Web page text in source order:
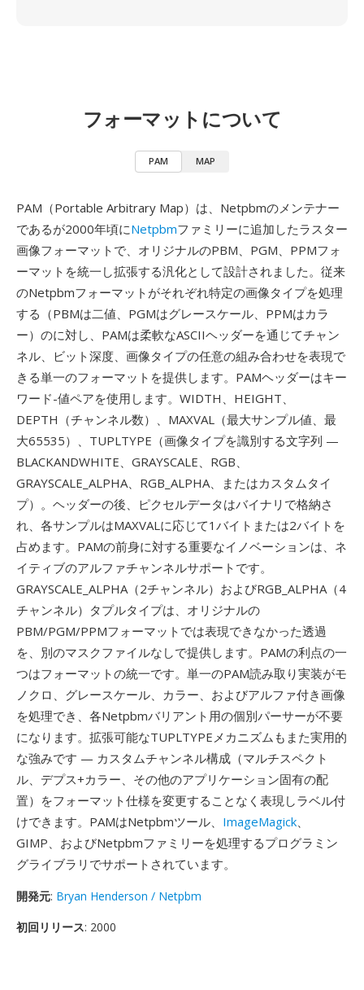
フォーマットについて
PAM MAP
PAM（Portable Arbitrary Map）は、Netpbmのメンテナー
であるが2000年頃にNetpbmファミリーに追加したラスター
画像フォーマットで、オリジナルのPBM、PGM、PPMフォ
ーマットを統一し拡張する汎化として設計されました。従来
のNetpbmフォーマットがそれぞれ特定の画像タイプを処理
する（PBMは二値、PGMはグレースケール、PPMはカラ
ー）のに対し、PAMは柔軟なASCIIヘッダーを通じてチャン
ネル、ビット深度、画像タイプの任意の組み合わせを表現で
きる単一のフォーマットを提供します。PAMヘッダーはキー
ワード-値ペアを使用します。WIDTH、HEIGHT、
DEPTH（チャンネル数）、MAXVAL（最大サンプル値、最
大65535）、TUPLTYPE（画像タイプを識別する文字列 —
BLACKANDWHITE、GRAYSCALE、RGB、
GRAYSCALE_ALPHA、RGB_ALPHA、またはカスタムタイ
プ）。ヘッダーの後、ピクセルデータはバイナリで格納さ
れ、各サンプルはMAXVALに応じて1バイトまたは2バイトを
占めます。PAMの前身に対する重要なイノベーションは、ネ
イティブのアルファチャンネルサポートです。
GRAYSCALE_ALPHA（2チャンネル）およびRGB_ALPHA（4
チャンネル）タプルタイプは、オリジナルの
PBM/PGM/PPMフォーマットでは表現できなかった透過
を、別のマスクファイルなしで提供します。PAMの利点の一
つはフォーマットの統一です。単一のPAM読み取り実装がモ
ノクロ、グレースケール、カラー、およびアルファ付き画像
を処理でき、各Netpbmバリアント用の個別パーサーが不要
になります。拡張可能なTUPLTYPEメカニズムもまた実用的
な強みです — カスタムチャンネル構成（マルチスペクト
ル、デプス+カラー、その他のアプリケーション固有の配
置）をフォーマット仕様を変更することなく表現しラベル付
けできます。PAMはNetpbmツール、 ImageMagick、
GIMP、およびNetpbmファミリーを処理するプログラミン
グライブラリでサポートされています。
開発元: Bryan Henderson / Netpbm
初回リリース: 2000